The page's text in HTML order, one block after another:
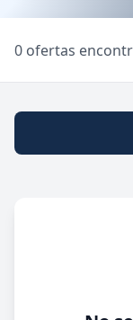
0 ofertas
Modalidad